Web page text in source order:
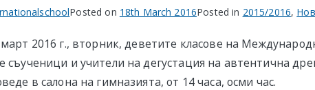
Posted on 18th March 2016Posted in 2015/2016,
2016 г., вторник, деветите класове на
съученици и учители на дегустация на автентична
в салона на гимназията, от 14 часа, осми час.